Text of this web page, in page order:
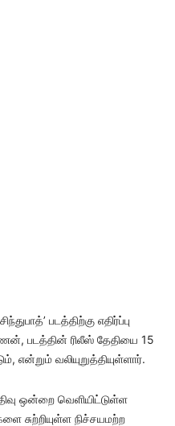
படத்திற்கு எதிர்ப்பு
படத்தின் ரிலீஸ் தேதியை 15
என்றும் வலியுறுத்தியுள்ளார்.
ஒன்றை வெளியிட்டுள்ள
சுற்றியுள்ள நிச்சயமற்ற